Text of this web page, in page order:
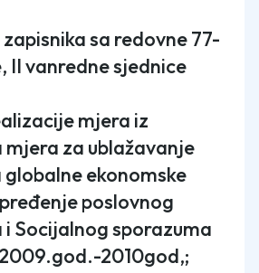
sa redovne 77-
II vanredne sjednice
mjera iz
za ublažavanje
ekonomske
poslovnog
Socijalnog sporazuma
2010god,;